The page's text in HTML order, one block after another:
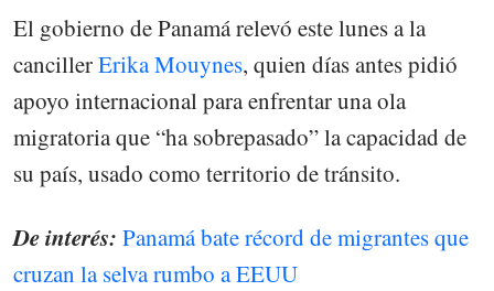
El gobierno de Panamá relevó este lunes a la
cancillerErika Mouynes, quien días antes pidió
apoyo internacional para enfrentar una ola
migratoria que “ha sobrepasado” la capacidad de
su país, usado como territorio de tránsito.
De interés: Panamá bate récord de migrantes que
cruzan la selva rumbo a EEUU